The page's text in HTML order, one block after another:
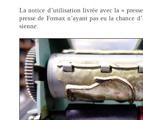
La notice d’utilisation livrée avec la «
presse de Fornax n’ayant pas eu la chance
sienne.